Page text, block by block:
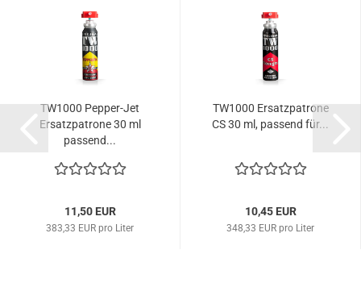
TW1000 Pepper-Jet
Ersatzpatrone 30 ml
passend...
11,50 EUR
383,33 EUR pro Liter
TW1000 Ersatzpatrone
CS 30 ml, passend für...
10,45 EUR
348,33 EUR pro Liter